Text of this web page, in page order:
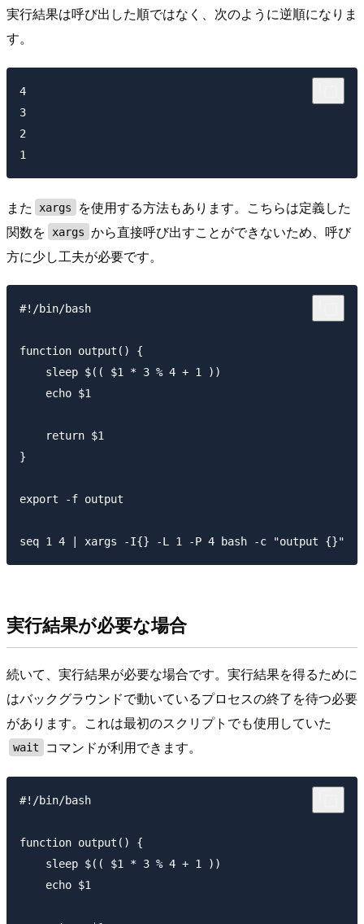
実行結果は呼び出した順ではなく、次のように逆順になりま
す。
4
3
2
また xargs
を使用する方法もあります。こちらは定義した
関数を
xargs から直接呼び出すことができないため、呼び
方に少し工夫が必要です。
#!/bin/bash
function output() {
    sleep $(( $1 * 3 % 4 + 1 ))
    echo $1
    return $1
}
export -f output
実行結果が必要な場合
続いて、実行結果が必要な場合です。実行結果を得るために
はバックグラウンドで動いているプロセスの終了を待つ必要
があります。これは最初のスクリプトでも使用していた
wait コマンドが利用できます。
#!/bin/bash
function output() {
    sleep $(( $1 * 3 % 4 + 1 ))
    echo $1